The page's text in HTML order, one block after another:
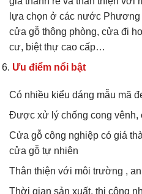
lựa chọn ở các nước
cửa gỗ thông phòng, cửa đi
cư, biệt thự cao cấp…
Ưu điểm nổi bật
Có nhiều kiểu dáng mẫu mã
Được xử lý chống cong vênh,
Cửa gỗ công nghiệp có giá
cửa gỗ tự nhiên
Thân thiện với môi trường ,
Thời gian sản xuất, thi công